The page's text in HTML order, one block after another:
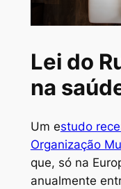
Lei do
na
Um estudo
Organização
que, só na
anualmente